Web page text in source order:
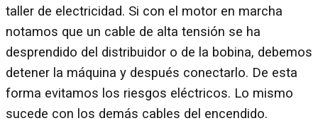
taller de electricidad. Si con el motor en marcha
notamos que un cable de alta tensión se ha
desprendido del distribuidor o de la bobina, debemos
detener la máquina y después conectarlo. De esta
forma evitamos los riesgos eléctricos. Lo mismo
sucede con los demás cables del encendido.